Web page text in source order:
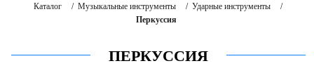
Каталог / Музыкальные инструменты / Ударные инструменты
/
Перкуссия
ПЕРКУССИЯ